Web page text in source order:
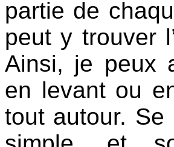
partie de
peut y trouver
Ainsi, je peux
en levant ou
tout autour. Se